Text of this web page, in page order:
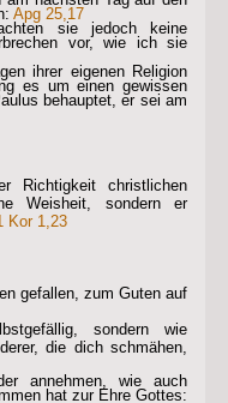
Apg 25,17
sie jedoch keine
vor, wie ich sie
ihrer eigenen Religion
es um einen gewissen
behauptet, er sei am
Richtigkeit christlichen
Weisheit, sondern er
Kor 1,23
gefallen, zum Guten auf
sondern wie
die dich schmähen,
annehmen, wie auch
hat zur Ehre Gottes: